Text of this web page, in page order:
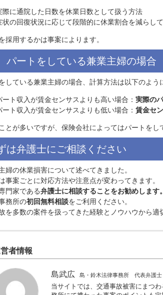
賃金センサスとは、「賃金構造基本統計調査
令和7年3月17日に発表された令和6年版の賃
りの金額に換算すると 1万1491円
そして、休業日数の算定については以下の2
実際に通院した日数を休業日数として扱
症状の回復状況に応じて段階的に休業割
どちらを採用するかは事案によります。
３ パートをしている兼業主
パートをしている兼業主婦の場合、計算方法
パート収入が賃金センサスよりも高い場
パート収入が賃金センサスよりも低い場
とすることが多いですが、保険会社によって
まずは弁護士にご相談ください
実際には事案ごとに対応方法や注意点が変わ
まずは専門家である
是非当事務所の初回無料相談をご利用くださ
交通事故を多数の案件を扱ってきた経験とノ